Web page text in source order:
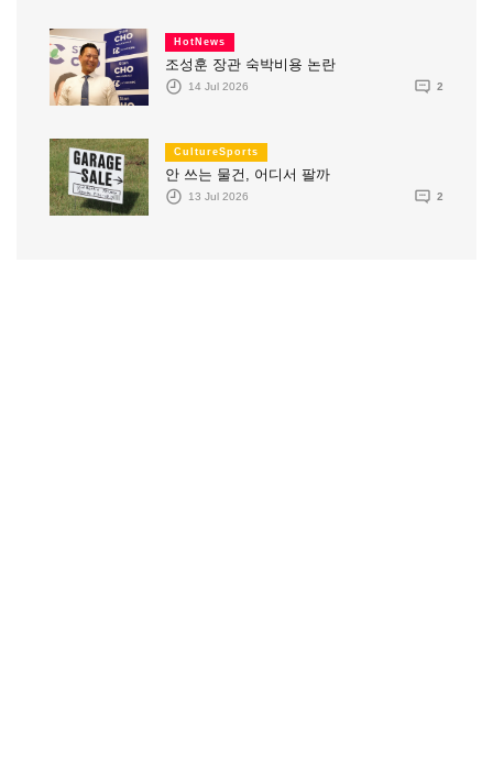
HotNews
조성훈 장관 숙박비용 논란
14 Jul 2026 2
CultureSports
안 쓰는 물건, 어디서 팔까
13 Jul 2026 2